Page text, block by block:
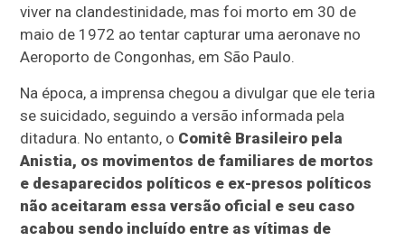
viver na clandestinidade, mas foi morto em 30 de
maio de 1972 ao tentar capturar uma aeronave no
Aeroporto de Congonhas, em São Paulo.
Na época, a imprensa chegou a divulgar que ele teria
se suicidado, seguindo a versão informada pela
ditadura. No entanto, o Comitê Brasileiro pela
Anistia, os movimentos de familiares de mortos
e desaparecidos políticos e ex-presos políticos
não aceitaram essa versão oficial e seu caso
acabou sendo incluído entre as vítimas de